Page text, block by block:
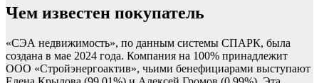
Чем известен покупатель
«СЭА недвижимость», по данным системы СПАРК, была
создана в мае 2024 года. Компания на 100% принадлежит
ООО «Стройэнергоактив», чьими бенефициарами выступают